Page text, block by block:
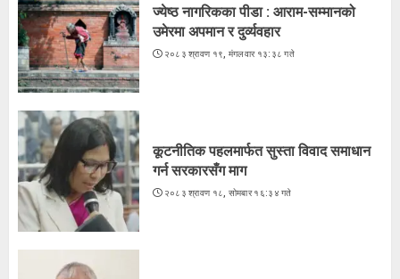
ज्येष्ठ नागरिकका पीडा : आराम-सम्मानको
उमेरमा अपमान र दुर्व्यवहार
२०८३ श्रावण १९, मंगलवार १३:३८ गते
कूटनीतिक पहलमार्फत सुस्ता विवाद समाधान
गर्न सरकारसँग माग
२०८३ श्रावण १८, सोमबार १६:३४ गते